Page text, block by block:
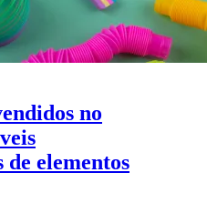
no
de elementos